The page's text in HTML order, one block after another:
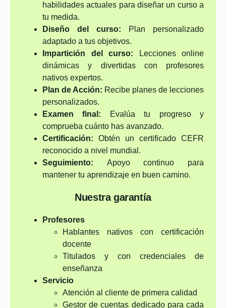
habilidades actuales para diseñar un curso a
tu medida.
Diseño del curso: Plan personalizado
adaptado a tus objetivos.
Impartición del curso: Lecciones online
dinámicas y divertidas con profesores
nativos expertos.
Plan de Acción: Recibe planes de lecciones
personalizados.
Examen final: Evalúa tu progreso y
comprueba cuánto has avanzado.
Certificación: Obtén un certificado CEFR
reconocido a nivel mundial.
Seguimiento: Apoyo continuo para
mantener tu aprendizaje en buen camino.
Nuestra garantía
Profesores
Hablantes nativos con certificación
docente
Titulados y con credenciales de
enseñanza
Servicio
Atención al cliente de primera calidad
Gestor de cuentas dedicado para cada